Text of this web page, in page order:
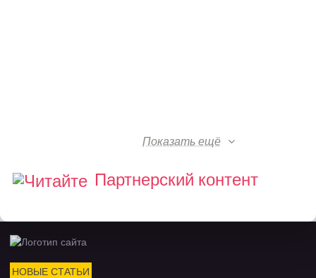
Показать ещё
Партнерский контент
НОВЫЕ СТАТЬИ